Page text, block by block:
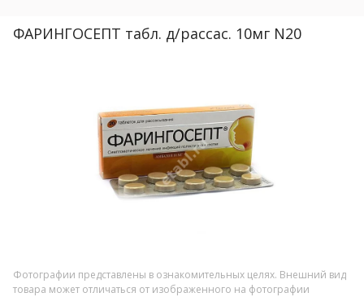
ФАРИНГОСЕПТ табл. д/рассас. 10мг N20
Фотографии представлены в ознакомительных целях. Внешний вид
товара может отличаться от изображенного на фотографии